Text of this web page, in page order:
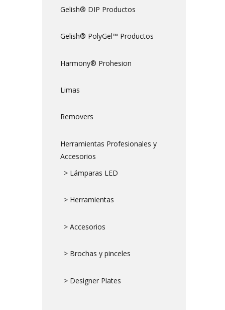
Gelish® DIP Productos
Gelish® PolyGel™ Productos
Harmony® Prohesion
Limas
Removers
Herramientas Profesionales y
Accesorios
> Lámparas LED
> Herramientas
> Accesorios
> Brochas y pinceles
> Designer Plates